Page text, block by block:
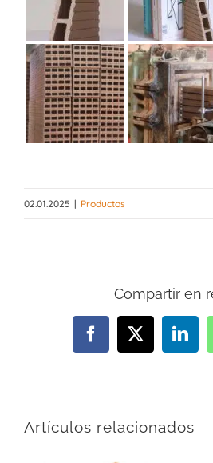
02.01.2025 | Productos
Compartir en
Facebook
X
Artículos relacionados